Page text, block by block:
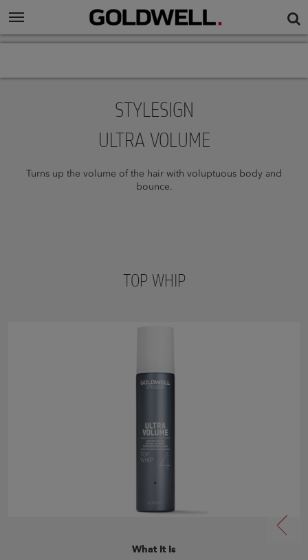
STYLESIGN
ULTRA VOLUME
Turns up the volume of the hair with voluptuous body and
bounce.
TOP WHIP
What It Is